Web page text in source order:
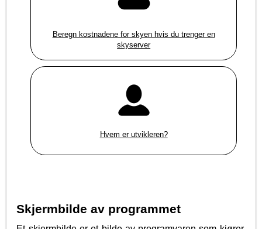
Beregn kostnadene for skyen hvis du trenger en
skyserver
Hvem er utvikleren?
Skjermbilde av programmet